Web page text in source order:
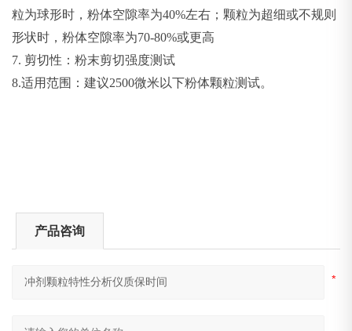
粒为球形时，粉体空隙率为40%左右；颗粒为超细或不规则
形状时，粉体空隙率为70-80%或更高
7. 剪切性：粉末剪切强度测试
8.适用范围：建议2500微米以下粉体颗粒测试。
产品咨询